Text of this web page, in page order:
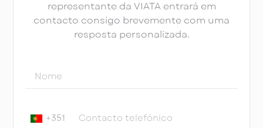
representante da VIATA entrará em
contacto consigo brevemente com uma
resposta personalizada.
+351